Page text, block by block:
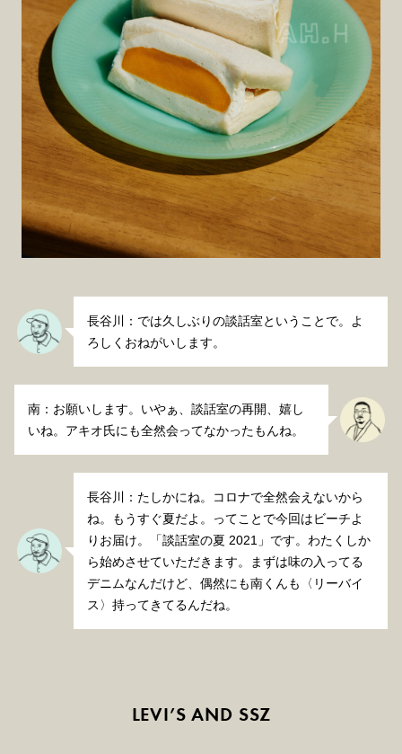
長谷川：では久しぶりの談話室ということで。よ
ろしくおねがいします。
南：お願いします。いやぁ、談話室の再開、嬉し
いね。アキオ氏にも全然会ってなかったもんね。
長谷川：たしかにね。コロナで全然会えないから
ね。もうすぐ夏だよ。ってことで今回はビーチよ
りお届け。「談話室の夏 2021」です。わたくしか
ら始めさせていただきます。まずは味の入ってる
デニムなんだけど、偶然にも南くんも〈リーバイ
ス〉持ってきてるんだね。
LEVI’S AND SSZ